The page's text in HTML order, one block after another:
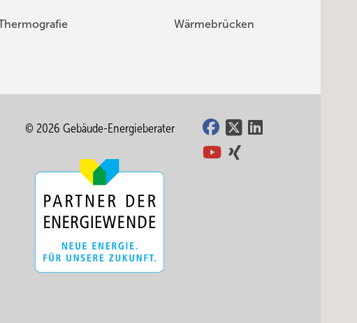
Wärmebrücken
© 2026 Gebäude-Energieberater